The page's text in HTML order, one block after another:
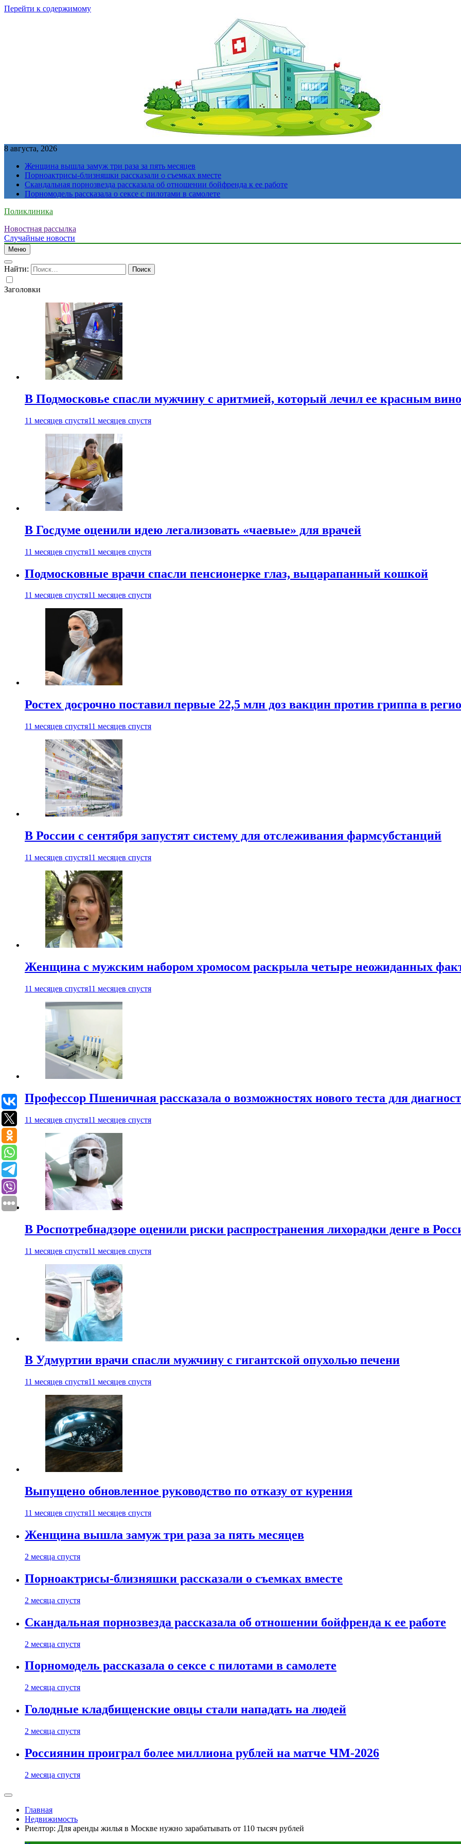
Перейти к содержимому
8 августа, 2026
Женщина вышла замуж три раза за пять месяцев
Порноактрисы-близняшки рассказали о съемках вместе
Скандальная порнозвезда рассказала об отношении бойфренда к ее работе
Порномодель рассказала о сексе с пилотами в самолете
Поликлиника
Новостная рассылка
Случайные новости
Меню
Найти:
Заголовки
В Подмосковье спасли мужчину с аритмией, который лечил ее красным
11 месяцев спустя11 месяцев спустя
В Госдуме оценили идею легализовать «чаевые» для врачей
11 месяцев спустя11 месяцев спустя
Подмосковные врачи спасли пенсионерке глаз, выцарапанный кошкой
11 месяцев спустя11 месяцев спустя
Ростех досрочно поставил первые 22,5 млн доз вакцин против гриппа в
11 месяцев спустя11 месяцев спустя
В России с сентября запустят систему для отслеживания фармсубстанций
11 месяцев спустя11 месяцев спустя
Женщина с мужским набором хромосом раскрыла четыре неожиданных
11 месяцев спустя11 месяцев спустя
Профессор Пшеничная рассказала о возможностях нового теста для
11 месяцев спустя11 месяцев спустя
В Роспотребнадзоре оценили риски распространения лихорадки денге в
11 месяцев спустя11 месяцев спустя
В Удмуртии врачи спасли мужчину с гигантской опухолью печени
11 месяцев спустя11 месяцев спустя
Выпущено обновленное руководство по отказу от курения
11 месяцев спустя11 месяцев спустя
Женщина вышла замуж три раза за пять месяцев
2 месяца спустя
Порноактрисы-близняшки рассказали о съемках вместе
2 месяца спустя
Скандальная порнозвезда рассказала об отношении бойфренда к ее работе
2 месяца спустя
Порномодель рассказала о сексе с пилотами в самолете
2 месяца спустя
Голодные кладбищенские овцы стали нападать на людей
2 месяца спустя
Россиянин проиграл более миллиона рублей на матче ЧМ-2026
2 месяца спустя
Главная
Недвижимость
Риелтор: Для аренды жилья в Москве нужно зарабатывать от 110 тысяч рублей